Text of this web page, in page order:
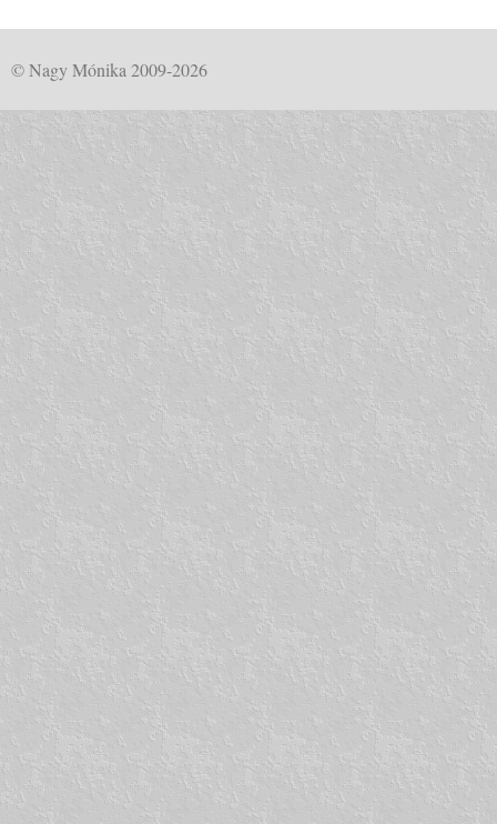
© Nagy Mónika 2009-2026